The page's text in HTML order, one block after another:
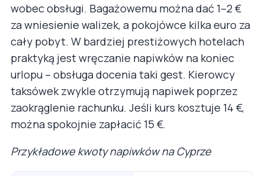
wobec obsługi. Bagażowemu można dać 1–2 €
za wniesienie walizek, a pokojówce kilka euro za
cały pobyt. W bardziej prestiżowych hotelach
praktyką jest wręczanie napiwków na koniec
urlopu – obsługa docenia taki gest. Kierowcy
taksówek zwykle otrzymują napiwek poprzez
zaokrąglenie rachunku. Jeśli kurs kosztuje 14 €,
można spokojnie zapłacić 15 €.
Przykładowe kwoty napiwków na Cyprze